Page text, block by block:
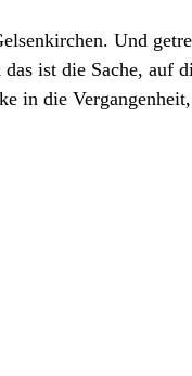
Und
ist die Sache, auf
in die